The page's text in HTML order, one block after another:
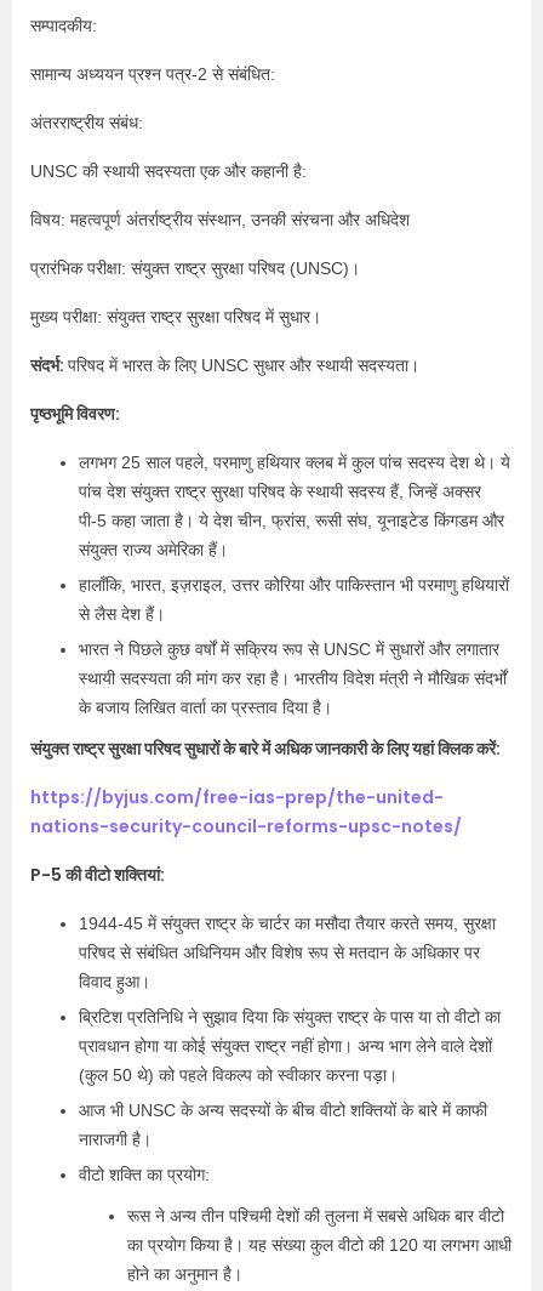
सम्पादकीय:
सामान्य अध्ययन प्रश्न पत्र-2 से संबंधित:
अंतरराष्ट्रीय संबंध:
UNSC की स्थायी सदस्यता एक और कहानी है:
विषय: महत्वपूर्ण अंतर्राष्ट्रीय संस्थान, उनकी संरचना और अधिदेश
प्रारंभिक परीक्षा: संयुक्त राष्ट्र सुरक्षा परिषद (UNSC)।
मुख्य परीक्षा: संयुक्त राष्ट्र सुरक्षा परिषद में सुधार।
संदर्भ: परिषद में भारत के लिए UNSC सुधार और स्थायी सदस्यता।
पृष्ठभूमि विवरण:
लगभग 25 साल पहले, परमाणु हथियार क्लब में कुल पांच सदस्य देश थे। ये
पांच देश संयुक्त राष्ट्र सुरक्षा परिषद के स्थायी सदस्य हैं, जिन्हें अक्सर
पी-5 कहा जाता है। ये देश चीन, फ्रांस, रूसी संघ, यूनाइटेड किंगडम और
संयुक्त राज्य अमेरिका हैं।
हालाँकि, भारत, इज़राइल, उत्तर कोरिया और पाकिस्तान भी परमाणु हथियारों
से लैस देश हैं।
भारत ने पिछले कुछ वर्षों में सक्रिय रूप से UNSC में सुधारों और लगातार
स्थायी सदस्यता की मांग कर रहा है। भारतीय विदेश मंत्री ने मौखिक संदर्भों
के बजाय लिखित वार्ता का प्रस्ताव दिया है।
संयुक्त राष्ट्र सुरक्षा परिषद सुधारों के बारे में अधिक जानकारी के लिए यहां क्लिक करें:
https://byjus.com/free-ias-prep/the-united-
nations-security-council-reforms-upsc-notes/
P-5 की वीटो शक्तियां:
1944-45 में संयुक्त राष्ट्र के चार्टर का मसौदा तैयार करते समय, सुरक्षा
परिषद से संबंधित अधिनियम और विशेष रूप से मतदान के अधिकार पर
विवाद हुआ।
ब्रिटिश प्रतिनिधि ने सुझाव दिया कि संयुक्त राष्ट्र के पास या तो वीटो का
प्रावधान होगा या कोई संयुक्त राष्ट्र नहीं होगा। अन्य भाग लेने वाले देशों
(कुल 50 थे) को पहले विकल्प को स्वीकार करना पड़ा।
आज भी UNSC के अन्य सदस्यों के बीच वीटो शक्तियों के बारे में काफी
नाराजगी है।
वीटो शक्ति का प्रयोग:
रूस ने अन्य तीन पश्चिमी देशों की तुलना में सबसे अधिक बार वीटो
का प्रयोग किया है। यह संख्या कुल वीटो की 120 या लगभग आधी
होने का अनुमान है।